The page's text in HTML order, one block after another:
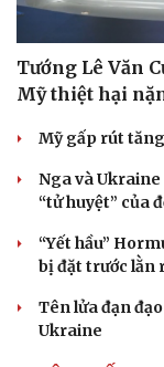
Du lịch
Tư vấn
Săn Tour
check-in
Tướng Lê Văn
Mỹ thiệt hại
Mỹ gấp rút
Nga và
“tử huyệt” của
“Yết hầu”
bị đặt trước lằn
Tên lửa đạn
Ukraine